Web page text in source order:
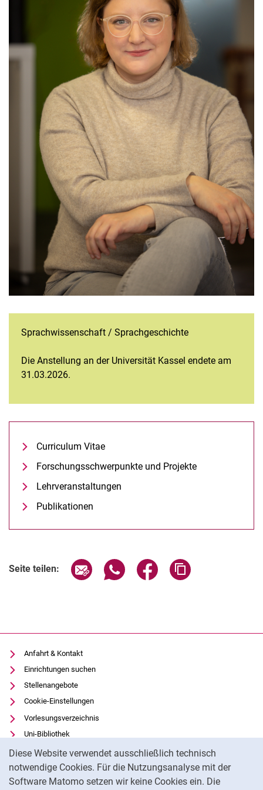
Diese Website verwendet ausschließlich technisch
notwendige Cookies. Für die Nutzungsanalyse mit der
Software Matomo setzen wir keine Cookies ein. Die
Lehrveranstaltungen
Sprach­wissenschaft / Sprachgeschichte
Die Anstellung an der Universität Kassel endete am
31.03.2026.
Curriculum Vitae
Forschungsschwerpunkte und Projekte
Lehrveranstaltungen
Publikationen
Seite teilen: Seite über E-Mail teilen
Seite über WhatsApp teilen
Seite über Facebook
Anfahrt & Kontakt
Einrichtungen suchen
Stellenangebote
Cookie-Einstellungen
Vorlesungsverzeichnis
Uni-Bibliothek
Moodle
Panopto
Datenschutz